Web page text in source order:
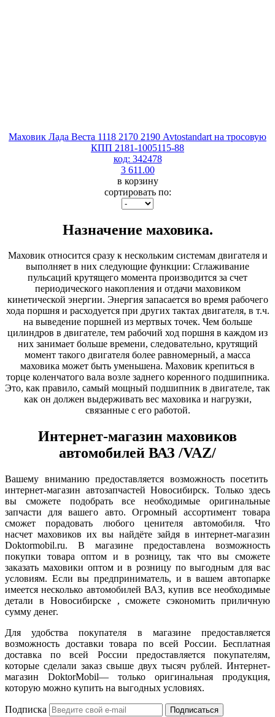
Маховик Лада Веста 1118 2170 2190 Avtostandart на тросовую
КПП 2181-1005115-88
код: 342478
3 611.00
в корзину
сортировать по:
Назначение маховика.
Маховик относится сразу к нескольким системам двигателя и
выполняет в них следующие функции: Сглаживание
пульсаций крутящего момента производится за счет
периодического накопления и отдачи маховиком
кинетической энергии. Энергия запасается во время рабочего
хода поршня и расходуется при других тактах двигателя, в т.ч.
на выведение поршней из мертвых точек. Чем больше
цилиндров в двигателе, тем рабочий ход поршня в каждом из
них занимает больше времени, следовательно, крутящий
момент такого двигателя более равномерный, а масса
маховика может быть уменьшена. Маховик крепиться в
торце коленчатого вала возле заднего коренного подшипника.
Это, как правило, самый мощный подшипник в двигателе, так
как он должен выдерживать вес маховика и нагрузки,
связанные с его работой.
Интернет-магазин маховиков
автомобилей ВАЗ /VAZ/
Вашему вниманию предоставляется возможность посетить
интернет-магазин автозапчастей Новосибирск. Только здесь
вы сможете подобрать все необходимые оригинальные
запчасти для вашего авто. Огромный ассортимент товара
сможет порадовать любого ценителя автомобиля. Что
насчет маховиков их вы найдёте зайдя в интернет-магазин
Doktormobil.ru. В магазине предоставлена возможность
покупки товара оптом и в розницу, так что вы сможете
заказать маховики оптом и в розницу по выгодным для вас
условиям. Если вы предприниматель, и в вашем автопарке
имеется несколько автомобилей ВАЗ, купив все необходимые
детали в Новосибирске , сможете сэкономить приличную
сумму денег.
Для удобства покупателя в магазине предоставляется
возможность доставки товара по всей России. Бесплатная
доставка по всей России предоставляется покупателям,
которые сделали заказ свыше двух тысяч рублей. Интернет-
магазин DoktorMobil— только оригинальная продукция,
которую можно купить на выгодных условиях.
Подписка Подписаться